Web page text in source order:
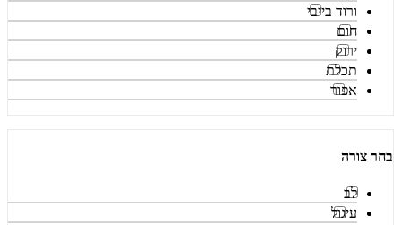
ורוד בייבי
חום
ירוק
תכלת
אפור
בחר צורה
לב
עיגול